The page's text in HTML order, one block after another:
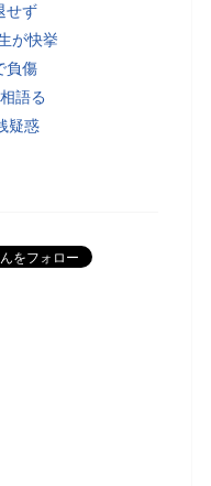
せず
が快挙
負傷
語る
疑惑